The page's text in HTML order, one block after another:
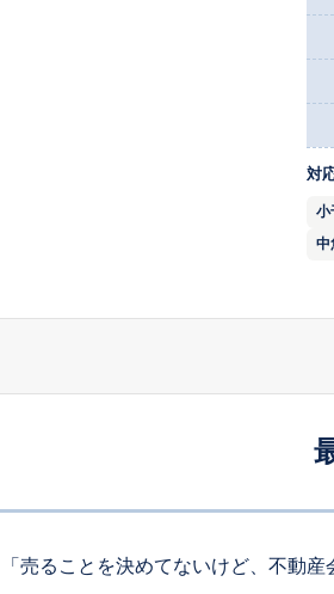
対
小
中
「売ることを決めてないけど、不動